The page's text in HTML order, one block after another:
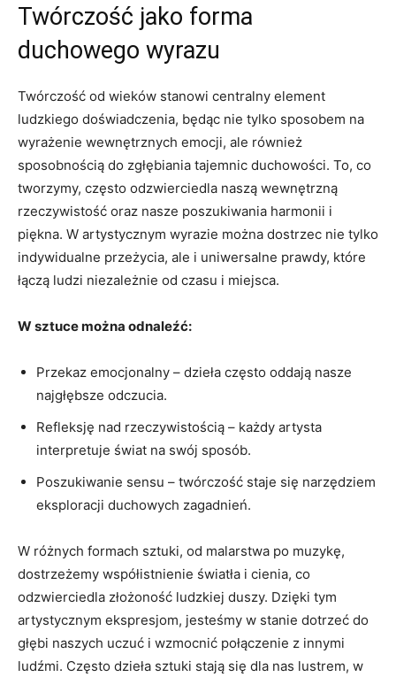
Twórczość jako forma
duchowego wyrazu
Twórczość od wieków stanowi centralny element
ludzkiego doświadczenia, będąc nie tylko sposobem na
wyrażenie wewnętrznych emocji, ale również
sposobnością do zgłębiania tajemnic duchowości. To, co
tworzymy, często odzwierciedla naszą wewnętrzną
rzeczywistość oraz nasze poszukiwania harmonii i
piękna. W artystycznym wyrazie można dostrzec nie tylko
indywidualne przeżycia, ale i uniwersalne prawdy, które
łączą ludzi niezależnie od czasu i miejsca.
W sztuce można odnaleźć:
Przekaz emocjonalny – dzieła często oddają nasze
najgłębsze odczucia.
Refleksję nad rzeczywistością – każdy artysta
interpretuje świat na swój sposób.
Poszukiwanie sensu – twórczość staje się narzędziem
eksploracji duchowych zagadnień.
W różnych formach sztuki, od malarstwa po muzykę,
dostrzeżemy współistnienie światła i cienia, co
odzwierciedla złożoność ludzkiej duszy. Dzięki tym
artystycznym ekspresjom, jesteśmy w stanie dotrzeć do
głębi naszych uczuć i wzmocnić połączenie z innymi
ludźmi. Często dzieła sztuki stają się dla nas lustrem, w